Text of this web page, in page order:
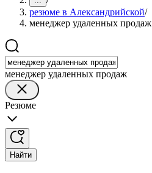
резюме в Александрийской/
менеджер удаленных продаж
менеджер удаленных продаж
Резюме
Найти